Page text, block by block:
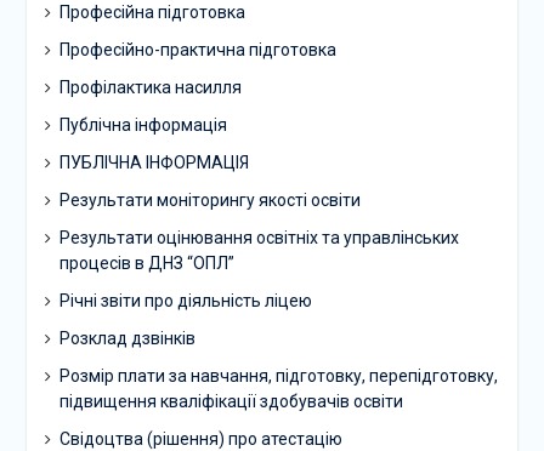
Професійна підготовка
Професійно-практична підготовка
Профілактика насилля
Публічна інформація
ПУБЛІЧНА ІНФОРМАЦІЯ
Результати моніторингу якості освіти
Результати оцінювання освітніх та управлінських
процесів в ДНЗ “ОПЛ”
Річні звіти про діяльність ліцею
Розклад дзвінків
Розмір плати за навчання, підготовку, перепідготовку,
підвищення кваліфікації здобувачів освіти
Свідоцтва (рішення) про атестацію